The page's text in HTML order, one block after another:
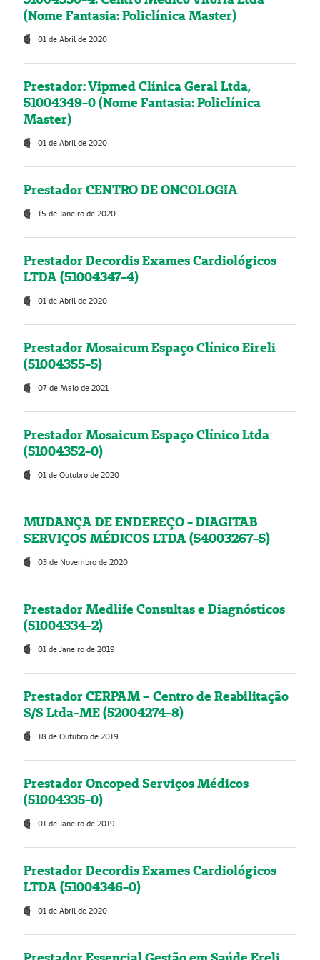
(Nome Fantasia: Policlínica Master)
01 de Abril de 2020
Prestador: Vipmed Clínica Geral Ltda,
51004349-0 (Nome Fantasia: Policlínica
Master)
01 de Abril de 2020
Prestador CENTRO DE ONCOLOGIA
15 de Janeiro de 2020
Prestador Decordis Exames Cardiológicos
LTDA (51004347-4)
01 de Abril de 2020
Prestador Mosaicum Espaço Clínico Eireli
(51004355-5)
07 de Maio de 2021
Prestador Mosaicum Espaço Clínico Ltda
(51004352-0)
01 de Outubro de 2020
MUDANÇA DE ENDEREÇO - DIAGITAB
SERVIÇOS MÉDICOS LTDA (54003267-5)
03 de Novembro de 2020
Prestador Medlife Consultas e Diagnósticos
(51004334-2)
01 de Janeiro de 2019
Prestador CERPAM – Centro de Reabilitação
S/S Ltda-ME (52004274-8)
18 de Outubro de 2019
Prestador Oncoped Serviços Médicos
(51004335-0)
01 de Janeiro de 2019
Prestador Decordis Exames Cardiológicos
LTDA (51004346-0)
01 de Abril de 2020